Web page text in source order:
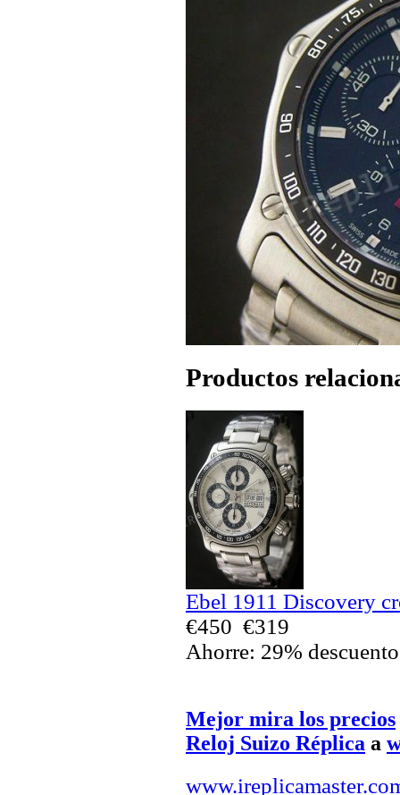
Productos
Ebel 1911 Discovery
€450 €319
Ahorre: 29% descuento
Mejor mira los precios
Reloj Suizo Réplica a